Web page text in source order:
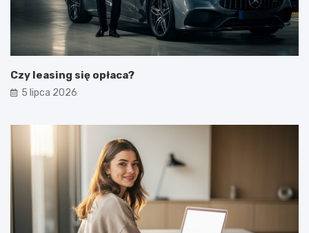
Czy leasing się opłaca?
5 lipca 2026